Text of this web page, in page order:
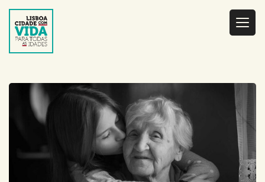
para
conteúdo